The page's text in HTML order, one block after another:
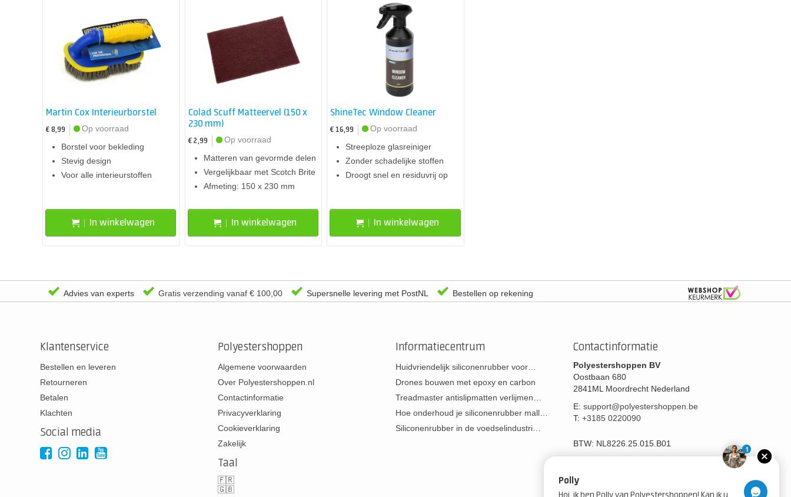
Martin Cox Interieurborstel
€ 8,99
Op voorraad
Borstel voor bekleding
Stevig design
Voor alle interieurstoffen
In winkelwagen
Colad Scuff Matteervel (150 x
230 mm)
€ 2,99
Op voorraad
Matteren van gevormde delen
Vergelijkbaar met Scotch Brite
Afmeting: 150 x 230 mm
In winkelwagen
ShineTec Window Cleaner
€ 16,99
Op voorraad
Streeploze glasreiniger
Zonder schadelijke stoffen
Droogt snel en residuvrij op
In winkelwagen
Advies van experts Gratis verzending vanaf € 100,00 Supersnelle levering met PostNL Bestellen op rekening
Klantenservice
Bestellen en leveren
Retourneren
Betalen
Klachten
Social media
Polyestershoppen
Algemene voorwaarden
Over Polyestershoppen.nl
Contactinformatie
Privacyverklaring
Cookieverklaring
Zakelijk
Taal
🇫🇷
🇬🇧
Informatiecentrum
Huidvriendelijk siliconenrubber voor…
Drones bouwen met epoxy en carbon
Treadmaster antislipmatten verlijmen…
Hoe onderhoud je siliconenrubber mall…
Siliconenrubber in de voedselindustri…
Contactinformatie
Polyestershoppen BV
Oostbaan 680
2841ML Moordrecht Nederland
E: support@polyestershoppen.be
T: +3185 0220090
BTW: NL8226.25.015.B01
1
Polly
Hoi, ik ben Polly van Polyestershoppen! Kan ik u